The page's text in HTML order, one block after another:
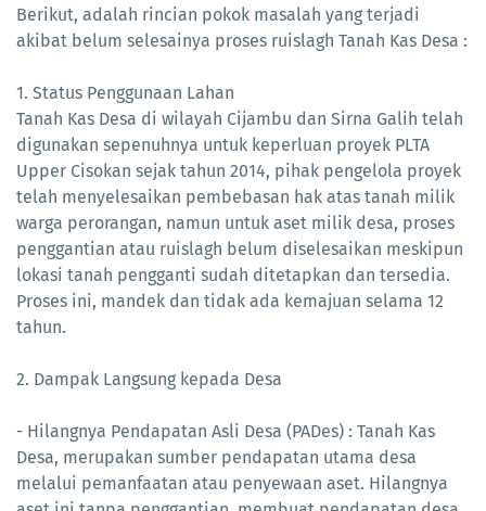
Berikut, adalah rincian pokok masalah yang terjadi
akibat belum selesainya proses ruislagh Tanah Kas Desa :
1. Status Penggunaan Lahan
Tanah Kas Desa di wilayah Cijambu dan Sirna Galih telah
digunakan sepenuhnya untuk keperluan proyek PLTA
Upper Cisokan sejak tahun 2014, pihak pengelola proyek
telah menyelesaikan pembebasan hak atas tanah milik
warga perorangan, namun untuk aset milik desa, proses
penggantian atau ruislagh belum diselesaikan meskipun
lokasi tanah pengganti sudah ditetapkan dan tersedia.
Proses ini, mandek dan tidak ada kemajuan selama 12
tahun.
2. Dampak Langsung kepada Desa
- Hilangnya Pendapatan Asli Desa (PADes) : Tanah Kas
Desa, merupakan sumber pendapatan utama desa
melalui pemanfaatan atau penyewaan aset. Hilangnya